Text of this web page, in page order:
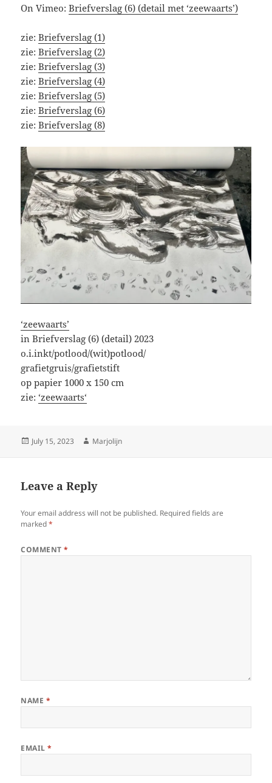
On Vimeo:Briefverslag (6) (detail met ‘zeewaarts’)
zie:Briefverslag (1)
zie:Briefverslag (2)
zie:Briefverslag (3)
zie:Briefverslag (4)
zie:Briefverslag (5)
zie:Briefverslag (6)
zie:Briefverslag (8)
‘zeewaarts’
in Briefverslag (6) (detail) 2023
o.i.inkt/potlood/(wit)potlood/
grafietgruis/grafietstift
op papier 1000 x 150 cm
zie: ‘zeewaarts‘
Posted
July 15, 2023 Author
Marjolijn
Leave a Reply
Your email address will not be published. Required fields are
marked*
COMMENT*
NAME *
EMAIL*